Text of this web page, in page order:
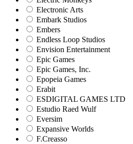
Electronic Arts
Embark Studios
Embers
Endless Loop Studios
Envision Entertainment
Epic Games
Epic Games, Inc.
Epopeia Games
Erabit
ESDIGITAL GAMES LTD
Estudio Raed Wulf
Eversim
Expansive Worlds
F.Creasso